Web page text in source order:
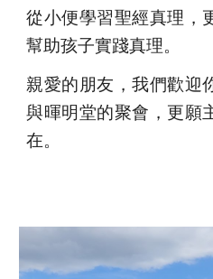
從小便學習聖經真理，
幫助孩子實踐真理。
親愛的朋友，我們歡迎
與暉明堂的聚會，更願
在。